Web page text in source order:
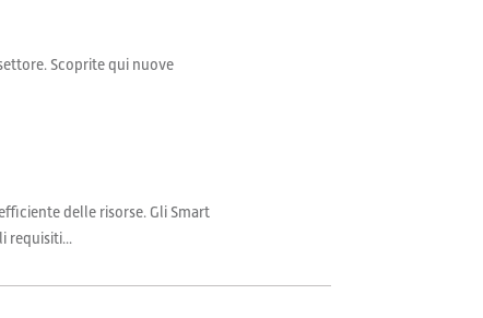
Scoprite qui nuove
delle risorse. Gli Smart
requisiti...